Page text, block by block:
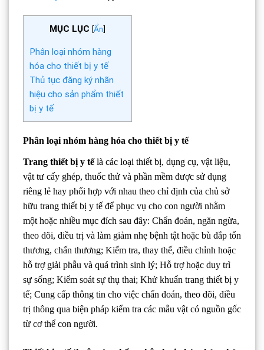
MỤC LỤC [Ẩn]
Phân loại nhóm hàng
hóa cho thiết bị y tế
Thủ tục đăng ký nhãn
hiệu cho sản phẩm thiết
bị y tế
Phân loại nhóm hàng hóa cho thiết bị y tế
Trang thiết bị y tếlà các loại thiết bị, dụng cụ, vật liệu,
vật tư cấy ghép, thuốc thử và phần mềm được sử dụng
riêng lẻ hay phối hợp với nhau theo chỉ định của chủ sở
hữu trang thiết bị y tế để phục vụ cho con người nhằm
một hoặc nhiều mục đích sau đây: Chẩn đoán, ngăn ngừa,
theo dõi, điều trị và làm giảm nhẹ bệnh tật hoặc bù đắp tổn
thương, chấn thương; Kiểm tra, thay thế, điều chỉnh hoặc
hỗ trợ giải phẫu và quá trình sinh lý; Hỗ trợ hoặc duy trì
sự sống; Kiểm soát sự thụ thai; Khử khuẩn trang thiết bị y
tế; Cung cấp thông tin cho việc chẩn đoán, theo dõi, điều
trị thông qua biện pháp kiểm tra các mẫu vật có nguồn gốc
từ cơ thể con người.